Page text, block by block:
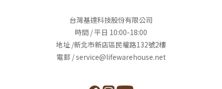
台灣基達科技股份有限公司
時間 / 平日 10:00-18:00
地址 /新北市新店區民權路132號2樓
電郵 / service@lifewarehouse.net